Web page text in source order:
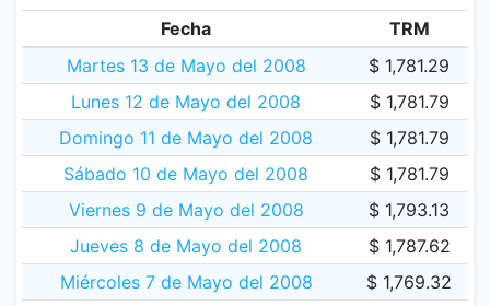
Fecha
TRM
Martes 13 de Mayo del 2008
$ 1,781.29
Lunes 12 de Mayo del 2008
$ 1,781.79
Domingo 11 de Mayo del 2008
$ 1,781.79
Sábado 10 de Mayo del 2008
$ 1,781.79
Viernes 9 de Mayo del 2008
$ 1,793.13
Jueves 8 de Mayo del 2008
$ 1,787.62
Miércoles 7 de Mayo del 2008
$ 1,769.32